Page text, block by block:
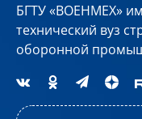
БГТУ «ВОЕНМЕХ»
технический вуз
оборонной